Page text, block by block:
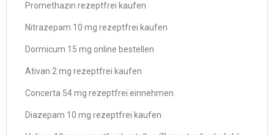
Promethazin rezeptfrei kaufen
Nitrazepam 10 mg rezeptfrei kaufen
Dormicum 15 mg online bestellen
Ativan 2 mg rezeptfrei kaufen
Concerta 54 mg rezeptfrei einnehmen
Diazepam 10 mg rezeptfrei kaufen